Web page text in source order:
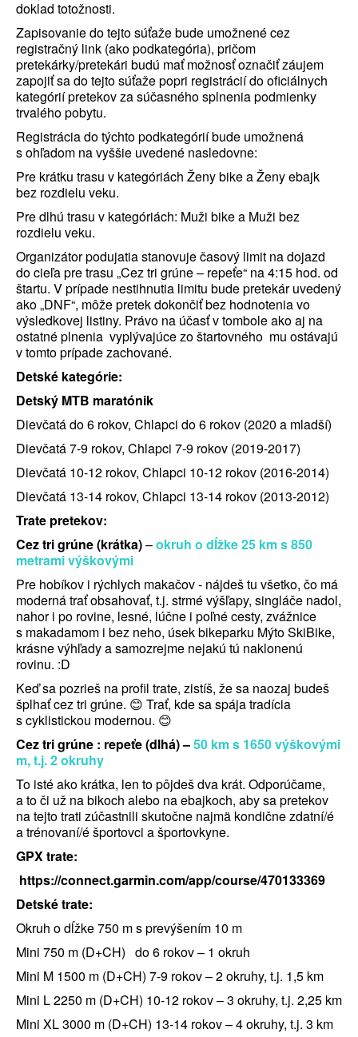
doklad totožnosti.
Zapisovanie do tejto súťaže bude umožnené cez
registračný link (ako podkategória), pričom
pretekárky/pretekári budú mať možnosť označiť záujem
zapojiť sa do tejto súťaže popri registrácií do oficiálnych
kategórií pretekov za súčasného splnenia podmienky
trvalého pobytu.
Registrácia do týchto podkategórií bude umožnená
s ohľadom na vyššie uvedené nasledovne:
Pre krátku trasu v kategóriách Ženy bike a Ženy ebajk
bez rozdielu veku.
Pre dlhú trasu v kategóriách: Muži bike a Muži bez
rozdielu veku.
Organizátor podujatia stanovuje časový limit na dojazd
do cieľa pre trasu „Cez tri grúne – repeťe“ na 4:15 hod. od
štartu. V prípade nestihnutia limitu bude pretekár uvedený
ako „DNF“, môže pretek dokončiť bez hodnotenia vo
výsledkovej listiny. Právo na účasť v tombole ako aj na
ostatné plnenia vyplývajúce zo štartovného mu ostávajú
v tomto prípade zachované.
Detské kategórie:
Detský MTB maratónik
Dievčatá do 6 rokov, Chlapci do 6 rokov (2020 a mladší)
Dievčatá 7-9 rokov, Chlapci 7-9 rokov (2019-2017)
Dievčatá 10-12 rokov, Chlapci 10-12 rokov (2016-2014)
Dievčatá 13-14 rokov, Chlapci 13-14 rokov (2013-2012)
Trate pretekov:
Cez tri grúne (krátka)–okruh o dĺžke 25 km s 850
metrami výškovými
Pre hobíkov i rýchlych makačov - nájdeš tu všetko, čo má
moderná trať obsahovať, t.j. strmé výšľapy, singláče nadol,
nahor i po rovine, lesné, lúčne i poľné cesty, zvážnice
s makadamom i bez neho, úsek bikeparku Mýto SkiBike,
krásne výhľady a samozrejme nejakú tú naklonenú
rovinu. :D
Keď sa pozrieš na profil trate, zistíš, že sa naozaj budeš
šplhať cez tri grúne. 😊 Trať, kde sa spája tradícia
s cyklistickou modernou. 😊
Cez tri grúne : repeťe (dlhá) –50 km s 1650 výškovými
m, t.j. 2 okruhy
To isté ako krátka, len to pôjdeš dva krát. Odporúčame,
a to či už na bikoch alebo na ebajkoch, aby sa pretekov
na tejto trati zúčastnili skutočne najmä kondične zdatní/é
a trénovaní/é športovci a športovkyne.
GPX trate:
https://connect.garmin.com/app/course/470133369
Detské trate:
Okruh o dĺžke 750 m s prevýšením 10 m
Mini 750 m (D+CH) do 6 rokov – 1 okruh
Mini M 1500 m (D+CH) 7-9 rokov – 2 okruhy, t.j. 1,5 km
Mini L 2250 m (D+CH) 10-12 rokov – 3 okruhy, t.j. 2,25 km
Mini XL 3000 m (D+CH) 13-14 rokov – 4 okruhy, t.j. 3 km